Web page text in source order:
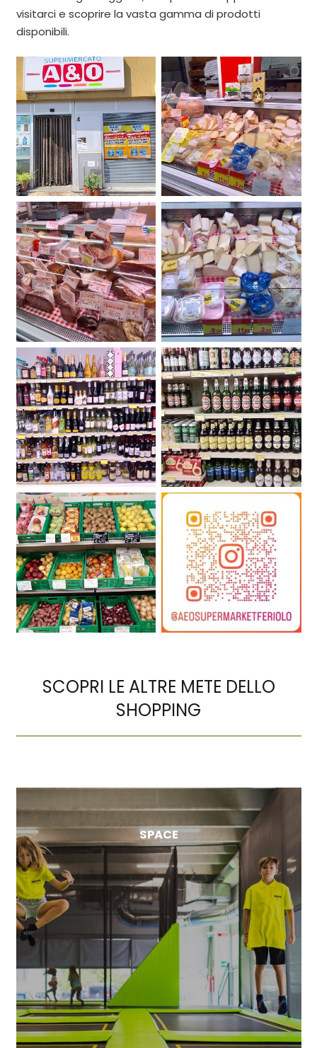
visitarci e scoprire la vasta gamma di prodotti
disponibili.
SCOPRI LE ALTRE METE DELLO
SHOPPING
SPACE